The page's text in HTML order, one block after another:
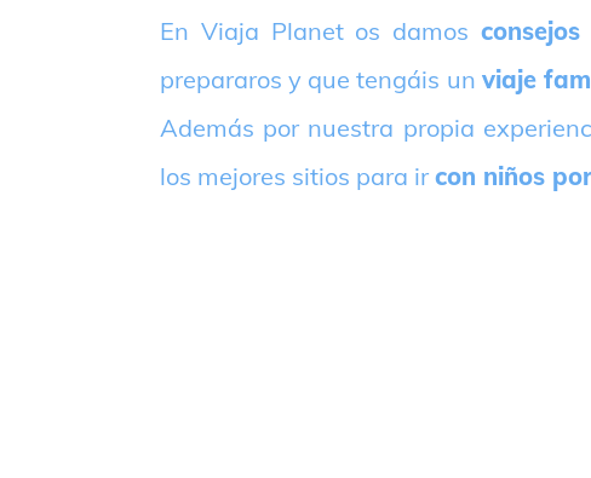
En Viaja Planet os damos
prepararos y que tengáis un viaje
Además por nuestra propia
los mejores sitios para ir con niños